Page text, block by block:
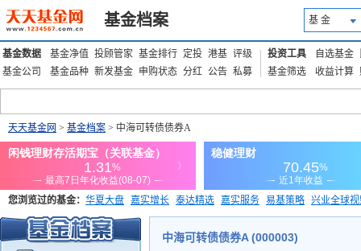
基金档案 基 金
基金数据 基金净值 投顾管家 基金排行 定投 港基 评级
基金公司
基金品种 新发基金 申购状态 分红 公告 私募
投资工具 自选基金
基金筛选
收益计算
天天基金网 > 基金档案 > 中海可转债债券A
您浏览过的基金： 华夏大盘 嘉实增长 泰达精选 嘉实服务 易基策略 兴业全球
添富优势 华安宏利 上证180价值ETF
中海可转债债券A (000003)